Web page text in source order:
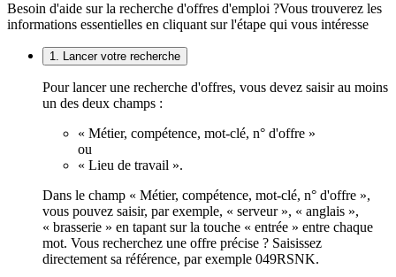
Besoin d'aide sur la recherche d'offres d'emploi ?Vous trouverez les
informations essentielles en cliquant sur l'étape qui vous intéresse
1. Lancer votre recherche
Pour lancer une recherche d'offres, vous devez saisir au moins
un des deux champs :
« Métier, compétence, mot-clé, n° d'offre »
ou
« Lieu de travail ».
Dans le champ « Métier, compétence, mot-clé, n° d'offre »,
vous pouvez saisir, par exemple, « serveur », « anglais »,
« brasserie » en tapant sur la touche « entrée » entre chaque
mot. Vous recherchez une offre précise ? Saisissez
directement sa référence, par exemple 049RSNK.